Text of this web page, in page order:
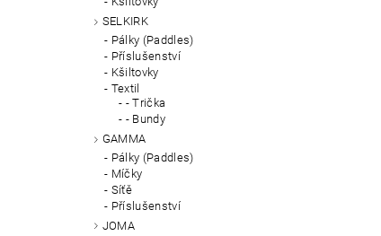
SELKIRK
Pálky (Paddles)
Příslušenství
Kšiltovky
Textil
- Trička
- Bundy
GAMMA
Pálky (Paddles)
Míčky
Síťě
Příslušenství
JOMA